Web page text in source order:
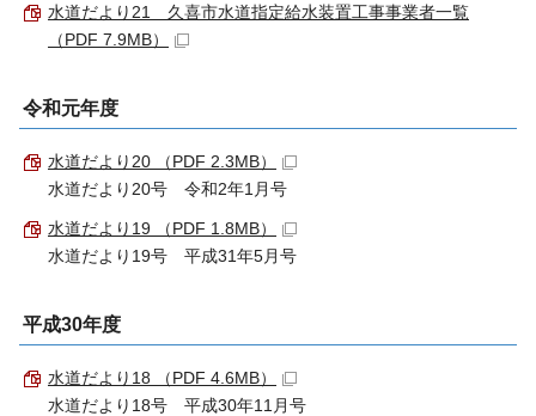
水道だより21 久喜市水道指定給水装置工事事業者一覧
（PDF 7.9MB）
令和元年度
水道だより20 （PDF 2.3MB）
水道だより20号 令和2年1月号
水道だより19 （PDF 1.8MB）
水道だより19号 平成31年5月号
平成30年度
水道だより18 （PDF 4.6MB）
水道だより18号 平成30年11月号